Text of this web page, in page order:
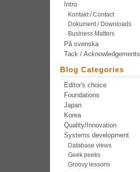
Intro
Kontakt / Contact
Dokument / Downloads
Business Matters
På svenska
Tack / Acknowledgements
Blog Categories
Editor's choice
Foundations
Japan
Korea
Quality/Innovation
Systems development
Database views
Geek peeks
Groovy lessons